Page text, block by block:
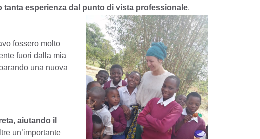
esperienza dal punto di vista professionale,
fossero molto
fuori dalla mia
una nuova
aiutando il
un’importante